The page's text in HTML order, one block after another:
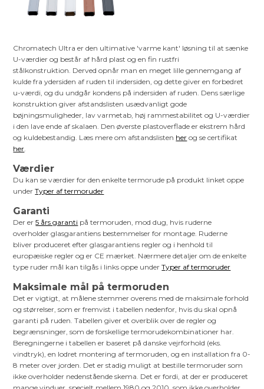
Chromatech Ultra er den ultimative 'varme kant' løsning til at sænke
U-værdier og består af hård plast og en fin rustfri
stålkonstruktion. Derved opnår man en meget lille gennemgang af
kulde fra ydersiden af ruden til indersiden, og dette giver en forbedret
u-værdi, og du undgår kondens på indersiden af ruden. Dens særlige
konstruktion giver afstandslisten usædvanligt gode
bøjningsmuligheder, lav varmetab, høj rammestabilitet og U-værdier
i den lave ende af skalaen. Den øverste plastoverflade er ekstrem hård
og kuldebestandig. Læs mere om afstandslisten her og se certifikat
her
Værdier
Du kan se værdier for den enkelte termorude på produkt linket oppe
underTyper af termoruder
Garanti
Der er5 års garanti på termoruden, mod dug, hvis ruderne
overholder glasgarantiens bestemmelser for montage. Ruderne
bliver produceret efter glasgarantiens regler og i henhold til
europæiske regler og er CE mærket. Nærmere detaljer om de enkelte
type ruder mål kan tilgås i links oppe underTyper af termoruder
Maksimale mål på termoruden
Det er vigtigt, at målene stemmer overens med de maksimale forhold
og størrelser, som er fremvist i tabellen nedenfor, hvis du skal opnå
garanti på ruden. Tabellen giver et overblik over de regler og
begrænsninger, som de forskellige termorudekombinationer har.
Beregningerne i tabellen er baseret på danske vejrforhold (eks.
vindtryk), en lodret montering af termoruden, og en installation fra 0-
8 meter over jorden. Det er stadig muligt at bestille termoruder som
ikke overholder nedenstående skema. Det er fordi, at der er produceret